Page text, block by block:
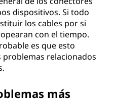
dispositivos. Si todo
los cables por si
con el tiempo.
es que esto
relacionados
más